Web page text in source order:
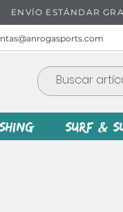
ENVÍO ESTÁNDAR
SURF &